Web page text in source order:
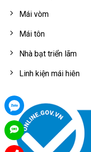
Mái vòm
Mái tôn
Nhà bạt triển lãm
Linh kiện mái hiên